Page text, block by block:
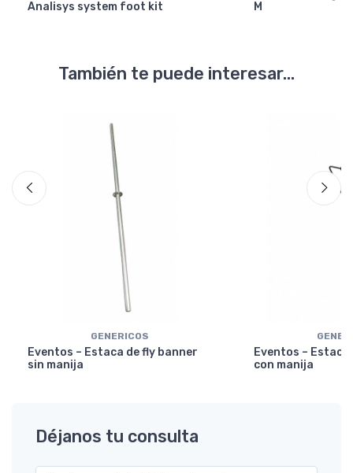
Analisys system foot kit
M
También te puede interesar...
GENERICOS
Eventos – Estaca de fly banner
sin manija
Eventos –
con manija
Déjanos tu consulta